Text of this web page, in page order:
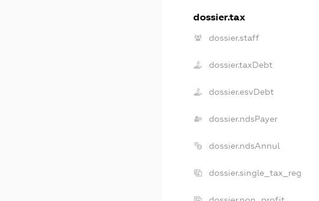
dossier.tax
dossier.staff
dossier.taxDebt
dossier.esvDebt
dossier.ndsPayer
dossier.ndsAnnul
dossier.single_tax_reg